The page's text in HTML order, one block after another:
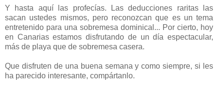
Y hasta aquí las profecías. Las deducciones raritas las
sacan ustedes mismos, pero reconozcan que es un tema
entretenido para una sobremesa dominical... Por cierto, hoy
en Canarias estamos disfrutando de un día espectacular,
más de playa que de sobremesa casera.
Que disfruten de una buena semana y como siempre, si les
ha parecido interesante, compártanlo.